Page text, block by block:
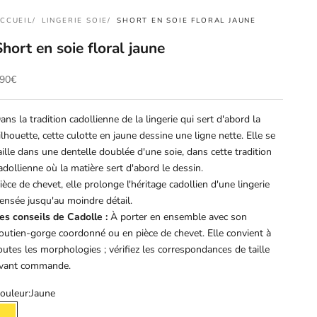
LINGERIE SOIE SHORT EN SOIE FLORAL JAUNE
en soie floral jaune
de vente
la tradition cadollienne de la lingerie qui sert d'abord la
cette culotte en jaune dessine une ligne nette. Elle se
dans une dentelle doublée d'une soie, dans cette tradition
où la matière sert d'abord le dessin.
de chevet, elle prolonge l'héritage cadollien d'une lingerie
jusqu'au moindre détail.
conseils de Cadolle : À porter en ensemble avec son
gorge coordonné ou en pièce de chevet. Elle convient à
les morphologies ; vérifiez les correspondances de taille
commande.
Jaune